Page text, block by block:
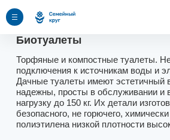
Биотуалеты
Торфяные и компостные туалеты.
подключения к источникам воды и
Дачные туалеты имеют эстетичный
надежны, просты в обслуживании и
нагрузку до 150 кг. Их детали
безопасного, не горючего, химически
полиэтилена низкой плотности